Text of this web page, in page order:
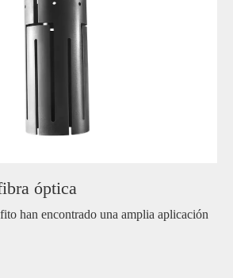
óptica
han encontrado una amplia aplicación